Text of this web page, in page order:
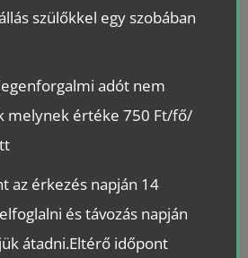
szülőkkel egy szobában
adót nem
melynek értéke 750 Ft/fő/
az érkezés napján 14
és távozás napján
átadni.Eltérő időpont